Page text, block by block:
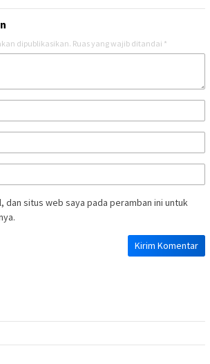
dipublikasikan. Ruas yang wajib ditandai *
dan situs web saya pada peramban ini untuk